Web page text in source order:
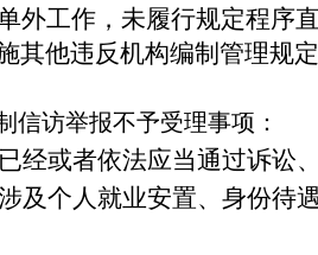
外工作，未履行规定程序
其他违反机构编制管理规
信访举报不予受理事项：
已经或者依法应当通过诉讼
涉及个人就业安置、身份